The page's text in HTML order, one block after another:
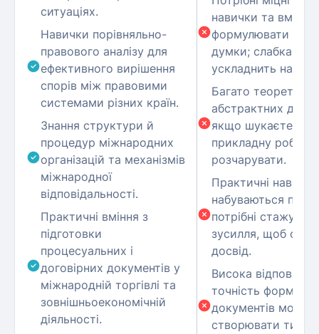
ситуаціях.
Навички порівняльно-
правового аналізу для
ефективного вирішення
спорів між правовими
системами різних країн.
Знання структури й
процедур міжнародних
організацій та механізмів
міжнародної
відповідальності.
Практичні вміння з
підготовки
процесуальних і
договірних документів у
міжнародній торгівлі та
зовнішньоекономічній
діяльності.
навички та
формулювати
думки; слабка
ускладнить
Багато
абстрактних
якщо шукаєте
прикладну
розчарувати.
Практичні навички
набуваються
потрібні
зусилля, щоб
досвід.
Висока
точність
документів може
створювати тиск